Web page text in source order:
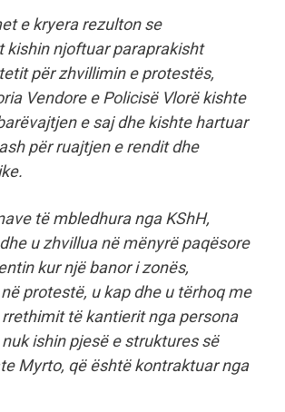
e kryera rezulton se
kishin njoftuar paraprakisht
për zhvillimin e protestës,
Vendore e Policisë Vlorë kishte
e saj dhe kishte hartuar
për ruajtjen e rendit dhe
të mbledhura nga KShH,
u zhvillua në mënyrë paqësore
kur një banor i zonës,
protestë, u kap dhe u tërhoq me
të kantierit nga persona
ishin pjesë e struktures së
Myrto, që është kontraktuar nga